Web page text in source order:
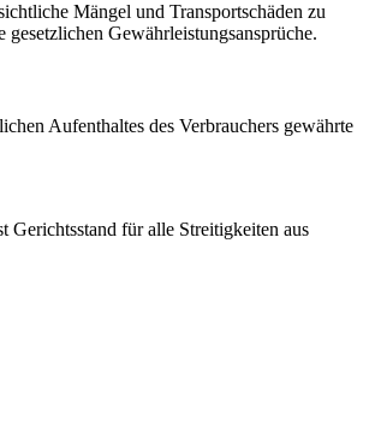
Mängel und Transportschäden zu
Gewährleistungsansprüche.
Aufenthaltes des Verbrauchers gewährte
Gerichtsstand für alle Streitigkeiten aus